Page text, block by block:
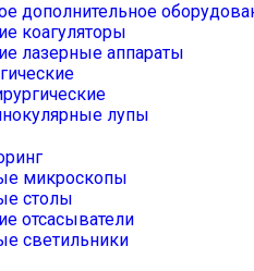
дополнительное
коагуляторы
лазерные аппараты
лупы
микроскопы
столы
отсасыватели
светильники